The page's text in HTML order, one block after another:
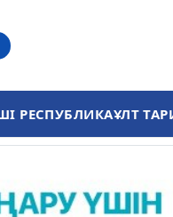
РЕСПУБЛИКАҰЛТ